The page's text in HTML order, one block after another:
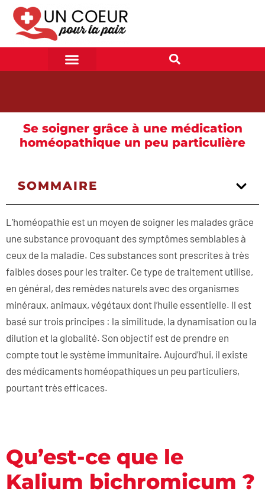
Se soigner grâce à une médication
homéopathique un peu particulière
SOMMAIRE
L’homéopathie est un moyen de soigner les malades grâce
une substance provoquant des symptômes semblables à
ceux de la maladie. Ces substances sont prescrites à très
faibles doses pour les traiter. Ce type de traitement utilise,
en général, des remèdes naturels avec des organismes
minéraux, animaux, végétaux dont l’huile essentielle. Il est
basé sur trois principes : la similitude, la dynamisation ou la
dilution et la globalité. Son objectif est de prendre en
compte tout le système immunitaire. Aujourd’hui, il existe
des médicaments homéopathiques un peu particuliers,
pourtant très efficaces.
Qu’est-ce que le
Kalium bichromicum ?